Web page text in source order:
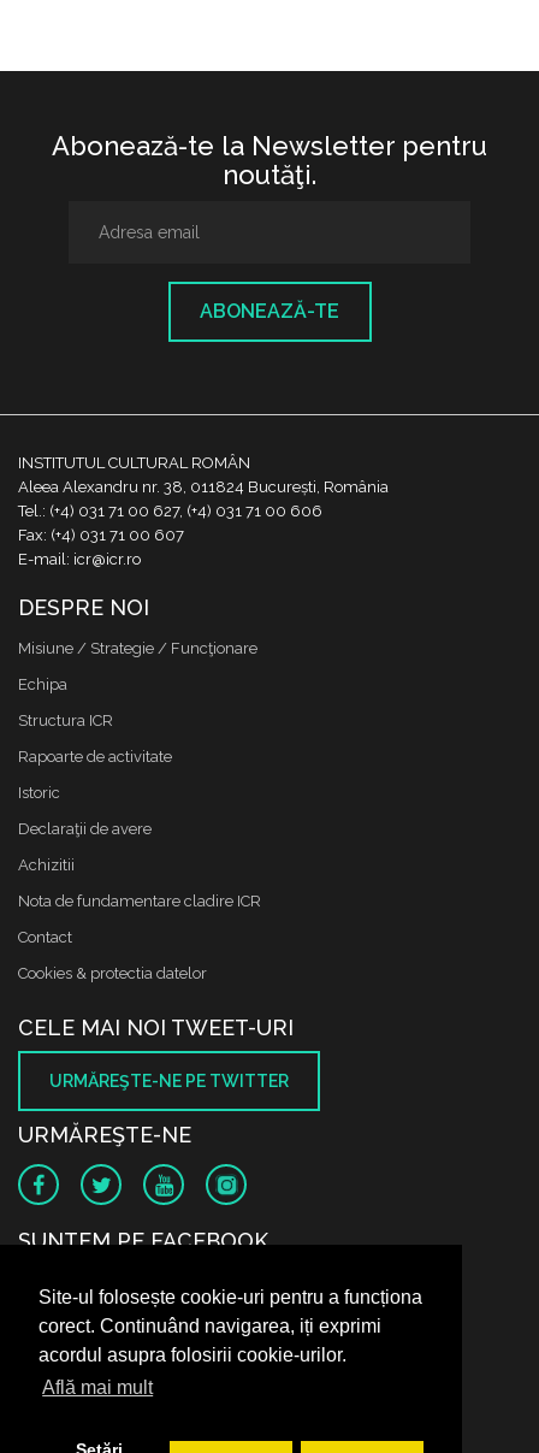
Site-ul folosește cookie-uri pentru a funcționa
corect. Continuând navigarea, iți exprimi
acordul asupra folosirii cookie-urilor.
Află mai mult
Abonează-te la Newsletter pentru
noutăţi.
ABONEAZĂ-TE
INSTITUTUL CULTURAL ROMÂN
Aleea Alexandru nr. 38, 011824 București, România
Tel.: (+4) 031 71 00 627, (+4) 031 71 00 606
Fax: (+4) 031 71 00 607
E-mail: icr@icr.ro
DESPRE NOI
Misiune / Strategie / Funcţionare
Echipa
Structura ICR
Rapoarte de activitate
Istoric
Declaraţii de avere
Achizitii
Nota de fundamentare cladire ICR
Contact
Cookies & protectia datelor
CELE MAI NOI TWEET-URI
URMĂREŞTE-NE PE TWITTER
URMĂREŞTE-NE
SUNTEM PE FACEBOOK